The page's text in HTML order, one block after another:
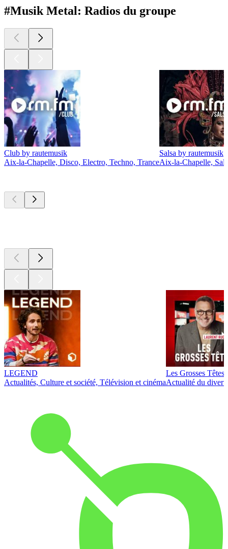
#Musik Metal: Radios du groupe
Club by rautemusik
Aix-la-Chapelle, Disco, Electro, Techno, Trance
Salsa by rautemusik
Aix-la-Chapelle,
LEGEND
Actualités, Culture et société, Télévision et cinéma
Les Grosses Têtes
Actualité du